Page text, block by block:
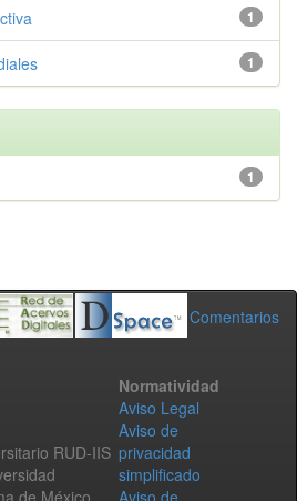
1
1
1
Comentarios
RUD-IIS
de México.
Normatividad
Aviso Legal
Aviso de
privacidad
simplificado
Aviso de